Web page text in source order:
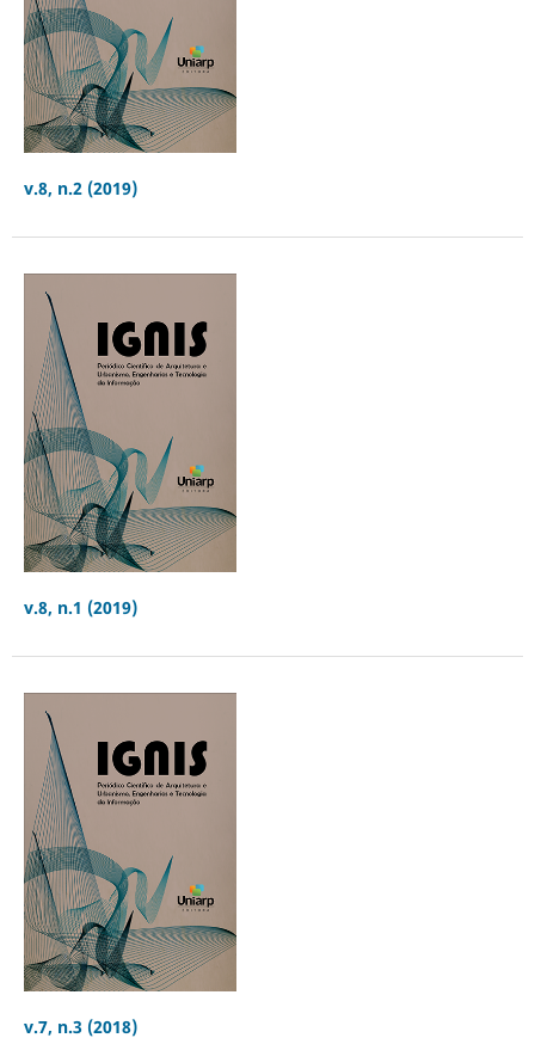
v.8, n.2 (2019)
v.8, n.1 (2019)
v.7, n.3 (2018)